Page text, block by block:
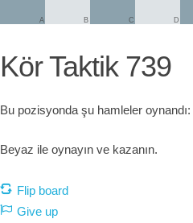
A B C D
Kör Taktik 739
Bu pozisyonda şu hamleler oynandı:
Beyaz ile oynayın ve kazanın.
Flip board
Give up